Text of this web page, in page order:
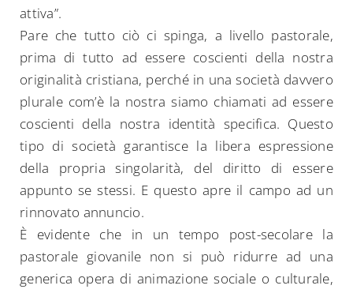
attiva”.
Pare che tutto ciò ci spinga, a livello pastorale,
prima di tutto ad essere coscienti della nostra
originalità cristiana, perché in una società davvero
plurale com’è la nostra siamo chiamati ad essere
coscienti della nostra identità specifica. Questo
tipo di società garantisce la libera espressione
della propria singolarità, del diritto di essere
appunto se stessi. E questo apre il campo ad un
rinnovato annuncio.
È evidente che in un tempo post-secolare la
pastorale giovanile non si può ridurre ad una
generica opera di animazione sociale o culturale,